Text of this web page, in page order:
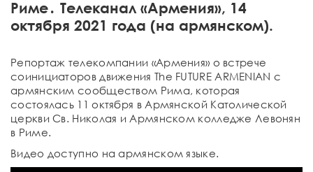
Риме․ Телеканал «Армения», 14
октября 2021 года (на армянском).
Репортаж телекомпании «Армения» о встрече
соинициаторов движения The FUTURE ARMENIAN с
армянским сообществом Рима, которая
состоялась 11 октября в Армянской Католической
церкви Св. Николая и Армянском колледже Левонян
в Риме.
Видео доступно на армянском языке.